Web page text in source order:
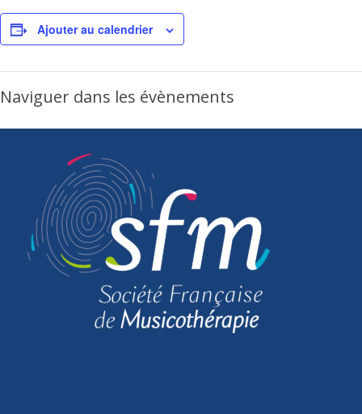
Ajouter au calendrier
Naviguer dans les évènements